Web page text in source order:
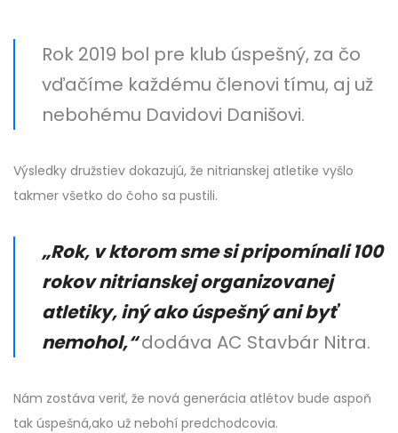
Rok 2019 bol pre klub úspešný, za čo
vďačíme každému členovi tímu, aj už
nebohému Davidovi Danišovi.
Výsledky družstiev dokazujú, že nitrianskej atletike vyšlo
takmer všetko do čoho sa pustili.
„Rok, v ktorom sme si pripomínali 100
rokov nitrianskej organizovanej
atletiky, iný ako úspešný ani byť
nemohol,“dodáva AC Stavbár Nitra.
Nám zostáva veriť, že nová generácia atlétov bude aspoň
tak úspešná,ako už nebohí predchodcovia.